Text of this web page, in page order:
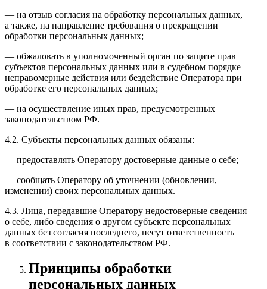
— на отзыв согласия на обработку персональных данных,
а также, на направление требования о прекращении
обработки персональных данных;
— обжаловать в уполномоченный орган по защите прав
субъектов персональных данных или в судебном порядке
неправомерные действия или бездействие Оператора при
обработке его персональных данных;
— на осуществление иных прав, предусмотренных
законодательством РФ.
4.2. Субъекты персональных данных обязаны:
— предоставлять Оператору достоверные данные о себе;
— сообщать Оператору об уточнении (обновлении,
изменении) своих персональных данных.
4.3. Лица, передавшие Оператору недостоверные сведения
о себе, либо сведения о другом субъекте персональных
данных без согласия последнего, несут ответственность
в соответствии с законодательством РФ.
Принципы обработки
персональных данных